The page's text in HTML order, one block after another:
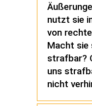
nutzt sie
von
Macht sie
strafbar?
uns
nicht